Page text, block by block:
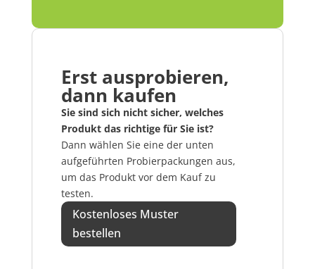
Erst ausprobieren,
dann kaufen
Sie sind sich nicht sicher, welches
Produkt das richtige für Sie ist?
Dann wählen Sie eine der unten
aufgeführten Probierpackungen aus,
um das Produkt vor dem Kauf zu
testen.
Kostenloses Muster
bestellen